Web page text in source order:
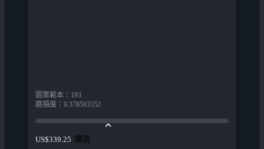
圖案範本 ： 193
磨損度 ： 0.378503352
US$339.25 購買